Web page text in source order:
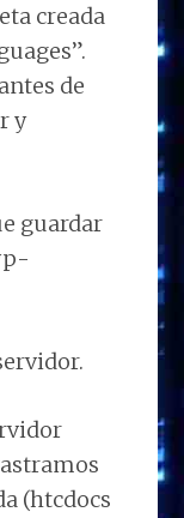
creada
de
y
guardar
(htcdocs